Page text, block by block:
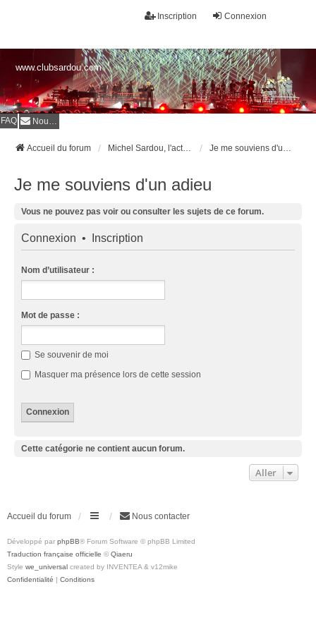
Connexion
Inscription
www.clubsardou.com
FAQ Nous contacter
Accueil du forum Michel Sardou, l'actualité Je me souviens d'un adieu
Je me souviens d'un adieu
Vous ne pouvez pas voir ou consulter les sujets de ce forum.
Connexion • Inscription
Nom d’utilisateur :
Mot de passe :
Se souvenir de moi
Masquer ma présence lors de cette session
Cette catégorie ne contient aucun forum.
Aller
Accueil du forum Nous contacter
Développé par phpBB® Forum Software © phpBB Limited
Traduction française officielle © Qiaeru
Style we_universal created by INVENTEA & v12mike
Confidentialité | Conditions